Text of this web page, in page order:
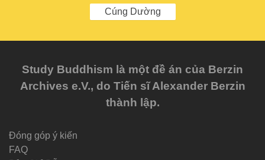
Cúng Dường
Study Buddhism là một đề án của Berzin
Archives e.V., do Tiến sĩ Alexander Berzin
thành lập.
Đóng góp ý kiến
FAQ